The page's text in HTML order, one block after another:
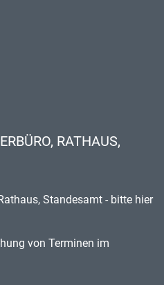
RATHAUS,
Standesamt - bitte hier
von Terminen im